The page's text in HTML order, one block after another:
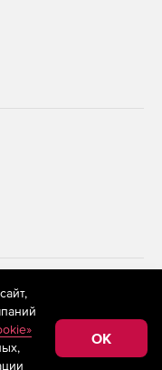
применяются
технологии
сбора,
к
Федерации)
OK